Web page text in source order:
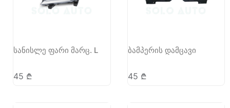
სანისლე ფარი მარც. L
45 ₾
ბამპერის დამცავი
45 ₾